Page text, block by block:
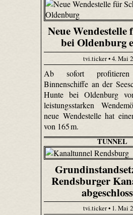
Neue
bei Oldenburg
tvi.ticker • 4. Mai
Ab sofort
Binnenschiffe an der
Hunte bei Oldenburg
leistungsstarken
neue Wendestelle hat
von 165 m.
TUNNEL
Rendsburger
tvi.ticker • 1. Mai